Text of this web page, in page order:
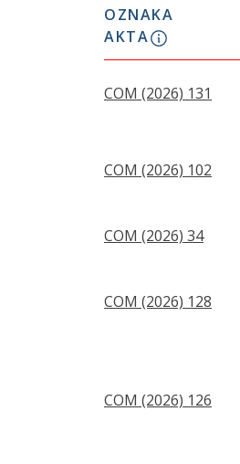
OZNAKA
AKTA
COM (2026) 131
COM (2026) 102
COM (2026) 34
COM (2026) 128
COM (2026) 126